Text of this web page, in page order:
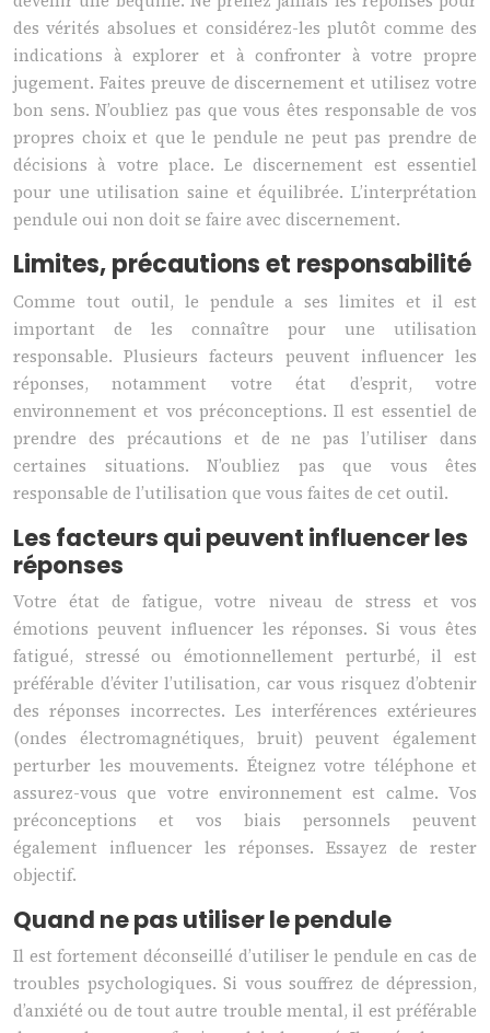
des vérités absolues et considérez-les plutôt comme des
indications à explorer et à confronter à votre propre
jugement. Faites preuve de discernement et utilisez votre
bon sens. N’oubliez pas que vous êtes responsable de vos
propres choix et que le pendule ne peut pas prendre de
décisions à votre place. Le discernement est essentiel
pour une utilisation saine et équilibrée. L’interprétation
pendule oui non doit se faire avec discernement.
Limites, précautions et responsabilité
Comme tout outil, le pendule a ses limites et il est
important de les connaître pour une utilisation
responsable. Plusieurs facteurs peuvent influencer les
réponses, notamment votre état d’esprit, votre
environnement et vos préconceptions. Il est essentiel de
prendre des précautions et de ne pas l’utiliser dans
certaines situations. N’oubliez pas que vous êtes
responsable de l’utilisation que vous faites de cet outil.
Les facteurs qui peuvent influencer les
réponses
Votre état de fatigue, votre niveau de stress et vos
émotions peuvent influencer les réponses. Si vous êtes
fatigué, stressé ou émotionnellement perturbé, il est
préférable d’éviter l’utilisation, car vous risquez d’obtenir
des réponses incorrectes. Les interférences extérieures
(ondes électromagnétiques, bruit) peuvent également
perturber les mouvements. Éteignez votre téléphone et
assurez-vous que votre environnement est calme. Vos
préconceptions et vos biais personnels peuvent
également influencer les réponses. Essayez de rester
objectif.
Quand ne pas utiliser le pendule
Il est fortement déconseillé d’utiliser le pendule en cas de
troubles psychologiques. Si vous souffrez de dépression,
d’anxiété ou de tout autre trouble mental, il est préférable